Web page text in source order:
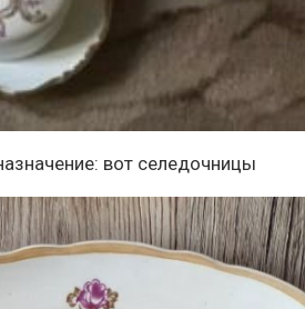
вот селедочницы